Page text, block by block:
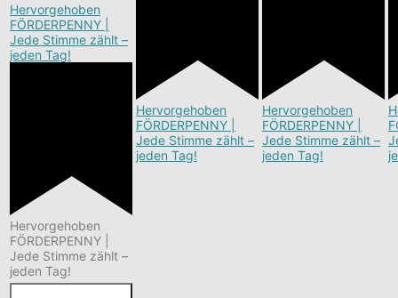
Hervorgehoben
FÖRDERPENNY |
Jede Stimme zählt –
jeden Tag!
Hervorgehoben
FÖRDERPENNY |
Jede Stimme zählt –
jeden Tag!
Hervorgehoben
FÖRDERPENNY |
Jede Stimme zählt –
jeden Tag!
Hervorgehoben
FÖRDERPENNY |
Jede Stimme zählt –
jeden Tag!